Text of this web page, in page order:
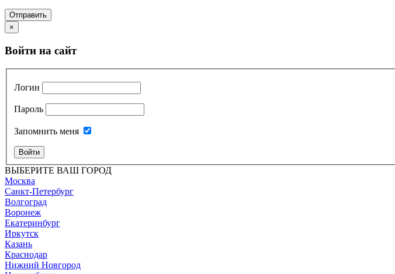
Отправить
×
Войти на сайт
Логин
Пароль
Запомнить меня
Войти
ВЫБЕРИТЕ ВАШ ГОРОД
Москва
Санкт-Петербург
Волгоград
Воронеж
Екатеринбург
Иркутск
Казань
Краснодар
Нижний Новгород